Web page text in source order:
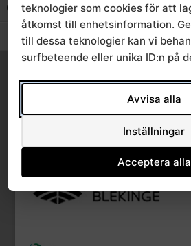
Slå på/av hög kontrast
Slå på/av textstorlek
Chefsamråd
radiologi
teknologier som cookies för att
åtkomst till enhetsinformation.
till dessa teknologier kan vi
surfbeteende eller unika ID:n på
Avvisa alla
Inställningar
Acceptera alla